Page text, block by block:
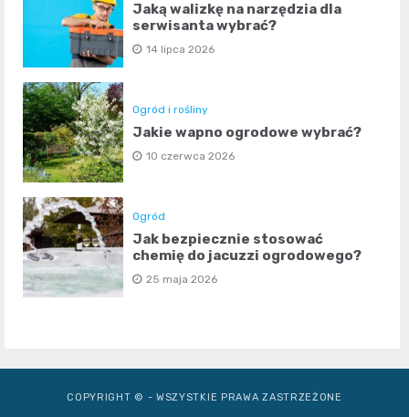
Jaką walizkę na narzędzia dla
serwisanta wybrać?
14 lipca 2026
Ogród i rośliny
Jakie wapno ogrodowe wybrać?
10 czerwca 2026
Ogród
Jak bezpiecznie stosować
chemię do jacuzzi ogrodowego?
25 maja 2026
COPYRIGHT © - WSZYSTKIE PRAWA ZASTRZEŻONE